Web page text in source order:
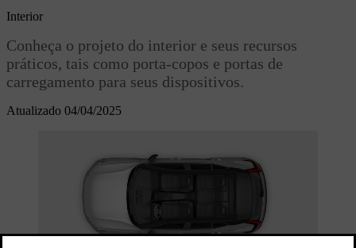
Atualizado 04/04/2025
Interior
Conheça o projeto do interior e seus recursos
práticos, tais como porta-copos e portas de
carregamento para seus dispositivos.